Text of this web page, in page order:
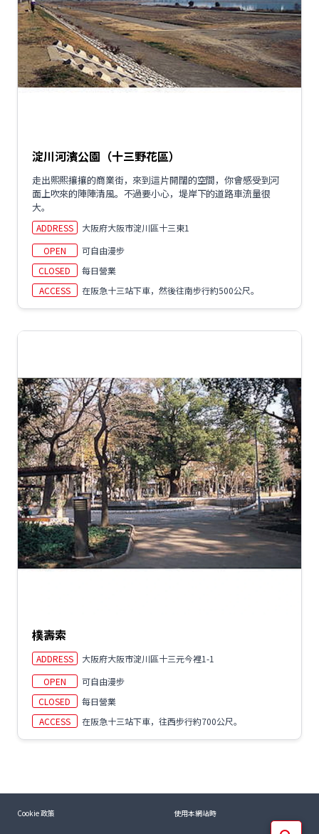
淀川河濱公園（十三野花區）
走出熙熙攘攘的商業街，來到這片開闊的空間，你會感受到河
面上吹來的陣陣清風。不過要小心，堤岸下的道路車流量很
大。
ADDRESS
大阪府大阪市淀川區十三東1
OPEN
可自由漫步
CLOSED
每日營業
ACCESS
在阪急十三站下車，然後往南步行約500公尺。
樸壽索
ADDRESS
大阪府大阪市淀川區十三元今裡1-1
OPEN
可自由漫步
CLOSED
每日營業
ACCESS
在阪急十三站下車，往西步行約700公尺。
Cookie 政策 使用本網站時